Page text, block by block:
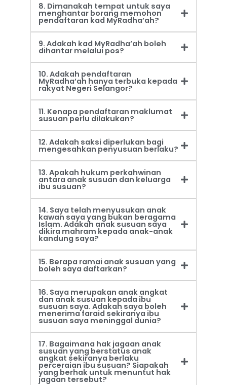
8. Dimanakah tempat untuk saya
menghantar borang memohon
pendaftaran kad MyRadha’ah?
9. Adakah kad MyRadha’ah boleh
dihantar melalui pos?
10. Adakah pendaftaran
MyRadha’ah hanya terbuka kepada
rakyat Negeri Selangor?
11. Kenapa pendaftaran maklumat
susuan perlu dilakukan?
12. Adakah saksi diperlukan bagi
mengesahkan penyusuan berlaku?
13. Apakah hukum perkahwinan
antara anak susuan dan keluarga
ibu susuan?
14. Saya telah menyusukan anak
kawan saya yang bukan beragama
Islam. Adakah anak susuan saya
dikira mahram kepada anak-anak
kandung saya?
15. Berapa ramai anak susuan yang
boleh saya daftarkan?
16. Saya merupakan anak angkat
dan anak susuan kepada ibu
susuan saya. Adakah saya boleh
menerima faraid sekiranya ibu
susuan saya meninggal dunia?
17. Bagaimana hak jagaan anak
susuan yang berstatus anak
angkat sekiranya berlaku
perceraian ibu susuan? Siapakah
yang berhak untuk menuntut hak
jagaan tersebut?